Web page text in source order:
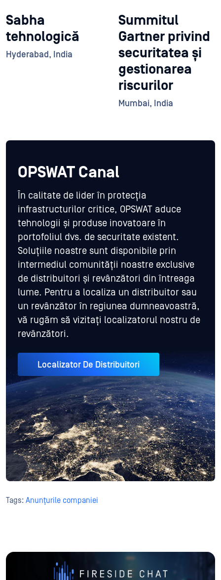
Sabha
tehnologică
Hyderabad, India
Summitul
Gartner privind
securitatea și
gestionarea
riscurilor
Mumbai, India
OPSWAT Canal
În calitate de lider în protecția
infrastructurilor critice, OPSWAT aduce
tehnologii și produse inovatoare în
portofoliul dvs. de securitate existent.
Soluțiile noastre sunt disponibile prin
intermediul comunității noastre exclusive
de distribuitori și revânzători din întreaga
lume. Pentru a localiza un distribuitor sau
un revânzător în regiunea dumneavoastră,
vă rugăm să vizitați localizatorul nostru de
revânzători.
Localizator De Distribuitori
Tags: Anunțurile companiei